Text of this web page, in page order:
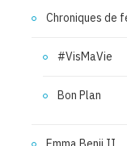
Chroniques de
#VisMaVie
Bon Plan